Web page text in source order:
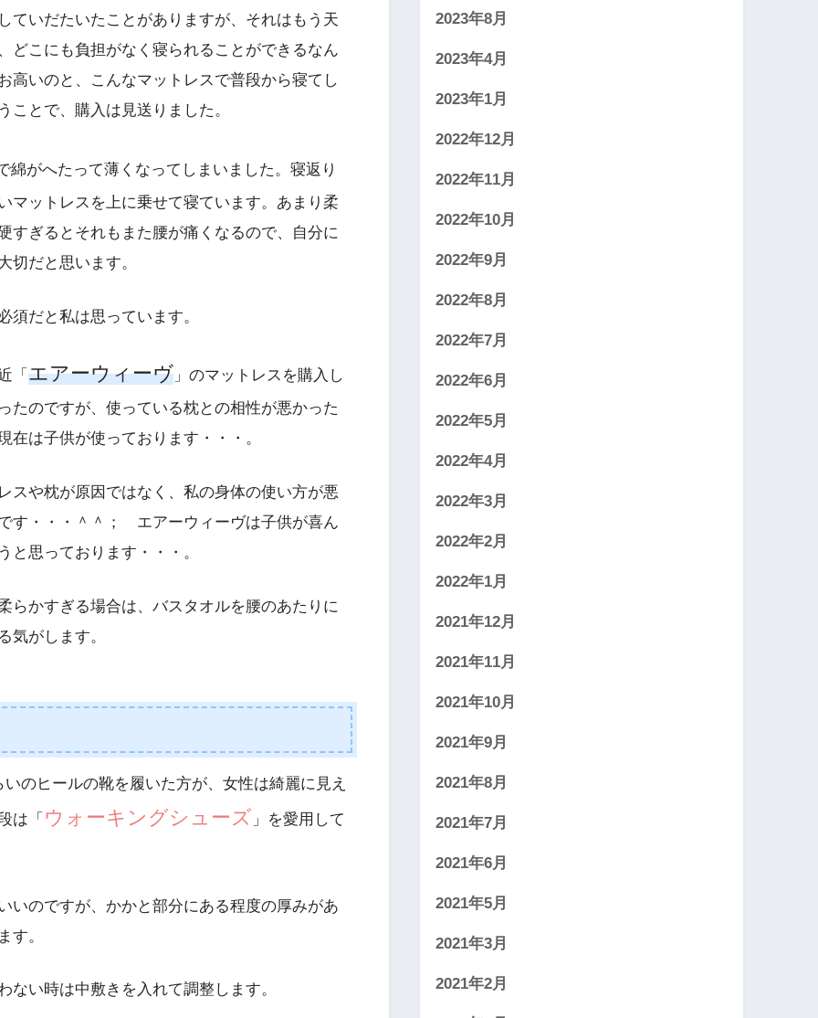
ていだたいたことがありますが、それはもう天
どこにも負担がなく寝られることができるなん
高いのと、こんなマットレスで普段から寝てし
とで、購入は見送りました。
綿がへたって薄くなってしまいました。寝返り
マットレスを上に乗せて寝ています。あまり柔
すぎるとそれもまた腰が痛くなるので、自分に
切だと思います。
須だと私は思っています。
「 エアーウィーヴ 」のマットレスを購入し
たのですが、使っている枕との相性が悪かった
は子供が使っております・・・。
スや枕が原因ではなく、私の身体の使い方が悪
す・・・＾＾； エアーウィーヴは子供が喜ん
と思っております・・・。
らかすぎる場合は、バスタオルを腰のあたりに
気がします。
のヒールの靴を履いた方が、女性は綺麗に見え
は「 ウォーキングシューズ 」を愛用して
いのですが、かかと部分にある程度の厚みがあ
す。
い時は中敷きを入れて調整します。
2023年8月
2023年4月
2023年1月
2022年12月
2022年11月
2022年10月
2022年9月
2022年8月
2022年7月
2022年6月
2022年5月
2022年4月
2022年3月
2022年2月
2022年1月
2021年12月
2021年11月
2021年10月
2021年9月
2021年8月
2021年7月
2021年6月
2021年5月
2021年3月
2021年2月